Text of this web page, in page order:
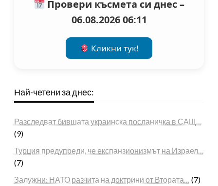
Провери късмета си днес –
06.08.2026 06:11
Кликни тук!
Най-четени за днес:
Разследват бившата украинска посланичка в САЩ…
(9)
Турция предупреди, че експанзионизмът на Израел…
(7)
Залужни: НАТО разчита на доктрини от Втората… (7)